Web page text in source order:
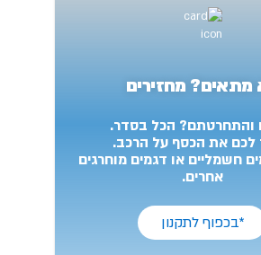
מתאים? מחזירים
והתחרטתם? הכל בסדר.
לכם את הכסף על הרכב.
חשמליים או דגמים מוחרגים
אחרים.
*בכפוף לתקנון